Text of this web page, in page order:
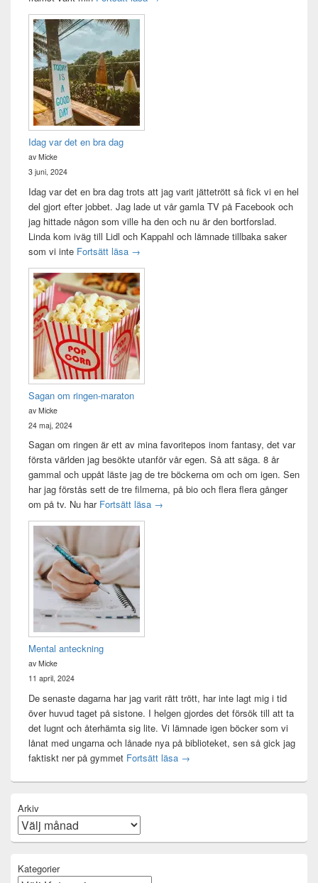
Idag var det en bra dag
av Micke
3 juni, 2024
Idag var det en bra dag trots att jag varit jättetrött så fick vi en hel
del gjort efter jobbet. Jag lade ut vår gamla TV på Facebook och
jag hittade någon som ville ha den och nu är den bortforslad.
Linda kom iväg till Lidl och Kappahl och lämnade tillbaka saker
som vi inte Fortsätt läsa Idag var det en bra dag
→
Sagan om ringen-maraton
av Micke
24 maj, 2024
Sagan om ringen är ett av mina favoritepos inom fantasy, det var
första världen jag besökte utanför vår egen. Så att säga. 8 år
gammal och uppåt läste jag de tre böckerna om och om igen. Sen
har jag förstås sett de tre filmerna, på bio och flera flera gånger
om på tv. Nu har Fortsätt läsa Sagan om ringen-maraton
→
Mental anteckning
av Micke
11 april, 2024
De senaste dagarna har jag varit rätt trött, har inte lagt mig i tid
över huvud taget på sistone. I helgen gjordes det försök till att ta
det lugnt och återhämta sig lite. Vi lämnade igen böcker som vi
lånat med ungarna och lånade nya på biblioteket, sen så gick jag
faktiskt ner på gymmet Fortsätt läsa Mental anteckning
→
Arkiv
Kategorier